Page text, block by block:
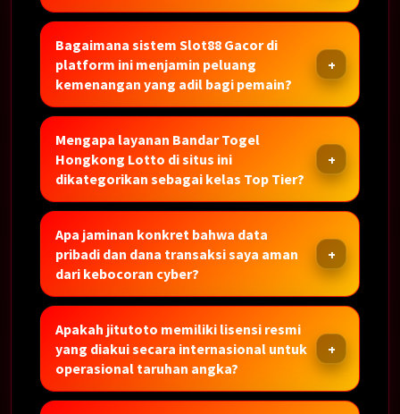
Bagaimana sistem Slot88 Gacor di
platform ini menjamin peluang
kemenangan yang adil bagi pemain?
Mengapa layanan Bandar Togel
Hongkong Lotto di situs ini
dikategorikan sebagai kelas Top Tier?
Apa jaminan konkret bahwa data
pribadi dan dana transaksi saya aman
dari kebocoran cyber?
Apakah jitutoto memiliki lisensi resmi
yang diakui secara internasional untuk
operasional taruhan angka?